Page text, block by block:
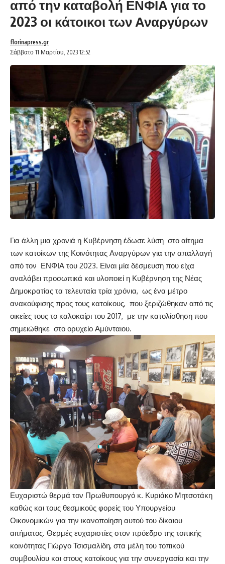
από την καταβολή ΕΝΦΙΑ για το
2023 οι κάτοικοι των Αναργύρων
Σάββατο 11 Μαρτίου, 2023 12:52
florinapress.gr
Για άλλη μια χρονιά η Κυβέρνηση έδωσε λύση στο αίτημα
των κατοίκων της Κοινότητας Αναργύρων για την απαλλαγή
από τον ΕΝΦΙΑ του 2023. Είναι μία δέσμευση που είχα
αναλάβει προσωπικά και υλοποιεί η Κυβέρνηση της Νέας
Δημοκρατίας τα τελευταία τρία χρόνια, ως ένα μέτρο
ανακούφισης προς τους κατοίκους, που ξεριζώθηκαν από τις
οικείες τους το καλοκαίρι του 2017, με την κατολίσθηση που
σημειώθηκε στο ορυχείο Αμύνταιου.
Ευχαριστώ θερμά τον Πρωθυπουργό κ. Κυριάκο Μητσοτάκη
καθώς και τους θεσμικούς φορείς του Υπουργείου
Οικονομικών για την ικανοποίηση αυτού του δίκαιου
αιτήματος. Θερμές ευχαριστίες στον πρόεδρο της τοπικής
κοινότητας Γιώργο Τσισμαλίδη, στα μέλη του τοπικού
συμβουλίου και στους κατοίκους για την συνεργασία και την